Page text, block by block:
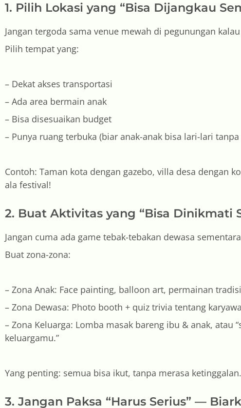
1. Pilih Lokasi yang “Bisa Dijangkau
Jangan tergoda sama venue mewah di pegunungan
Pilih tempat yang:
– Dekat akses transportasi
– Ada area bermain anak
– Bisa disesuaikan budget
– Punya ruang terbuka (biar anak-anak bisa lari-lari
Contoh: Taman kota dengan gazebo, villa desa dengan
ala festival!
2. Buat Aktivitas yang “Bisa Dinikmati
Jangan cuma ada game tebak-tebakan dewasa
Buat zona-zona:
– Zona Anak: Face painting, balloon art, permainan
– Zona Dewasa: Photo booth + quiz trivia tentang
– Zona Keluarga: Lomba masak bareng ibu & anak, atau
keluargamu.”
Yang penting: semua bisa ikut, tanpa merasa ketinggalan.
3. Jangan Paksa “Harus Serius” —